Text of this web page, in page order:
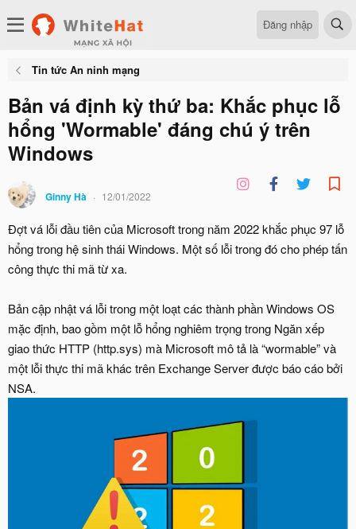
Đăng nhập
Tin tức An ninh mạng
Bản vá định kỳ thứ ba: Khắc phục lỗ
hổng 'Wormable' đáng chú ý trên
Windows
Ginny Hà 12/01/2022
Đợt vá lỗi đầu tiên của Microsoft trong năm 2022 khắc phục 97 lỗ
hổng trong hệ sinh thái Windows. Một số lỗi trong đó cho phép tấn
công thực thi mã từ xa.
Bản cập nhật vá lỗi trong một loạt các thành phần Windows OS
mặc định, bao gồm một lỗ hổng nghiêm trọng trong Ngăn xếp
giao thức HTTP (http.sys) mà Microsoft mô tả là “wormable” và
một lỗi thực thi mã khác trên Exchange Server được báo cáo bởi
NSA.